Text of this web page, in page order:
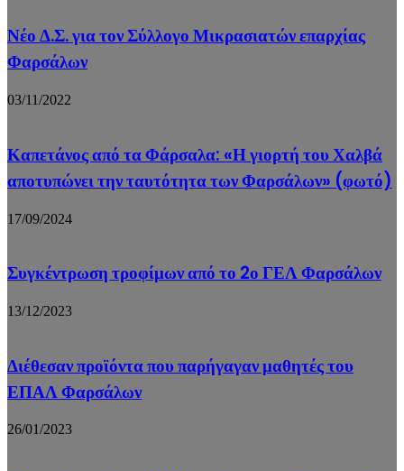
Νέο Δ.Σ. για τον Σύλλογο Μικρασιατών επαρχίας
Φαρσάλων
03/11/2022
Καπετάνος από τα Φάρσαλα: «Η γιορτή του Χαλβά
αποτυπώνει την ταυτότητα των Φαρσάλων» (φωτό)
17/09/2024
Συγκέντρωση τροφίμων από το 2ο ΓΕΛ Φαρσάλων
13/12/2023
Διέθεσαν προϊόντα που παρήγαγαν μαθητές του
ΕΠΑΛ Φαρσάλων
26/01/2023